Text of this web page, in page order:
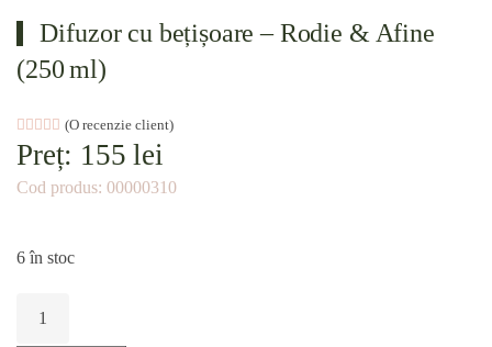
Difuzor cu bețișoare – Rodie & Afine
(250 ml)
Evaluat la5.00din 5 pe baza unei singure evaluări
(O recenzie client)
Preț: 155lei
Cod produs: 00000310
6 în stoc